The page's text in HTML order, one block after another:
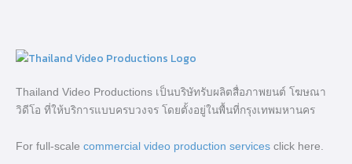
Thailand Video Productions เป็นบริษัทรับผลิตสื่อภาพยนต์ โฆษณา
วิดีโอ ที่ให้บริการแบบครบวงจร โดยตั้งอยู่ในพื้นที่กรุงเทพมหานคร
For full-scale commercial video production services click here.